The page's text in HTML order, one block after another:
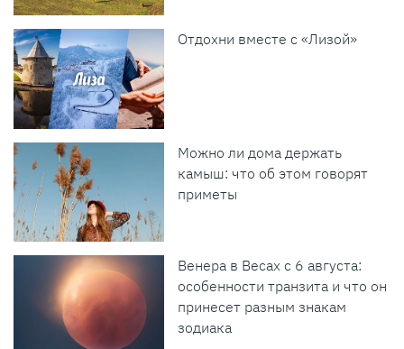
Отдохни вместе с «Лизой»
Можно ли дома держать
камыш: что об этом говорят
приметы
Венера в Весах с 6 августа:
особенности транзита и что он
принесет разным знакам
зодиака